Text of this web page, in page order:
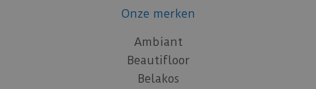
Onze merken
Ambiant
Beautifloor
Belakos